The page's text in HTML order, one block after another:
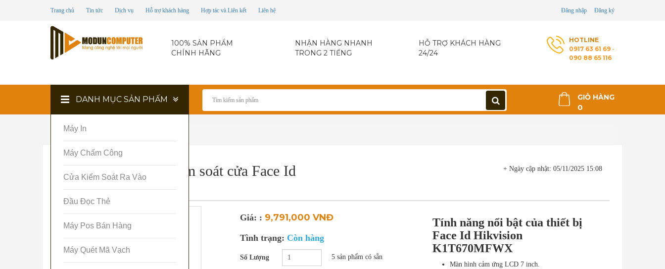
Trang chủ Tin tức Dịch vụ Hỗ trợ khách hàng Hợp tác và Liên kết Liên hệ Đăng ký
Đăng nhập
100% SẢN PHẨM
CHÍNH HÃNG
NHẬN HÀNG NHANH
TRONG 2 TIẾNG
HỖ TRỢ KHÁCH HÀNG
24/24
HOTLINE
0917 63 61 69 -
090 88 65 116
DANH MỤC SẢN PHẤM
Máy In
Máy Chấm Công
Cửa Kiểm Soát Ra Vào
Đầu Đọc Thẻ
Máy Pos Bán Hàng
Máy Quét Mã Vạch
GIỎ HÀNG
0
Trang chủ
Máy chấm công, kiểm soát cửa Face Id
+ Ngày cập nhật: 05/11/2025 15:08
Giá: : 9,791,000 VNĐ
Tình trạng: Còn hàng
Số Lượng 5 sản phẩm có sẵn
Tính năng nổi bật của thiết bị
Face Id Hikvision
K1T670MFWX
Màn hình cảm ứng LCD 7 inch.